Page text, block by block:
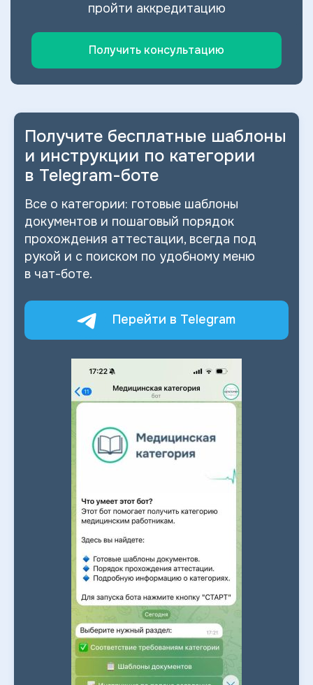
пройти аккредитацию
Получить консультацию
Получите бесплатные шаблоны
и инструкции по категории
в Telegram-боте
Все о категории: готовые шаблоны
документов и пошаговый порядок
прохождения аттестации, всегда под
рукой и с поиском по удобному меню
в чат-боте.
Перейти в Telegram